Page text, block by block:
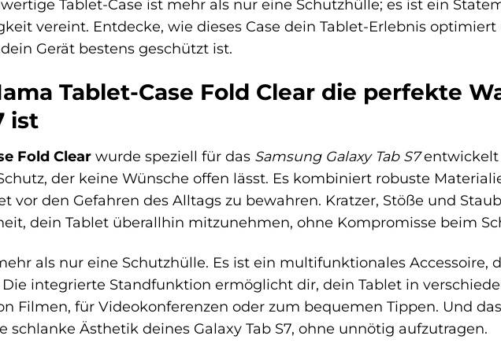
Tablet-Case ist mehr als nur eine Schutzhülle; es ist ein
vereint. Entdecke, wie dieses Case dein Tablet-Erlebnis
Gerät bestens geschützt ist.
Tablet-Case Fold Clear die perfekte
ist
Fold Clear wurde speziell für das Samsung Galaxy Tab S7entwickelt
der keine Wünsche offen lässt. Es kombiniert robuste
vor den Gefahren des Alltags zu bewahren. Kratzer, Stöße und
dein Tablet überallhin mitzunehmen, ohne Kompromisse beim
als nur eine Schutzhülle. Es ist ein multifunktionales Accessoire,
integrierte Standfunktion ermöglicht dir, dein Tablet in
Filmen, für Videokonferenzen oder zum bequemen Tippen. Und
schlanke Ästhetik deines Galaxy Tab S7, ohne unnötig aufzutragen.